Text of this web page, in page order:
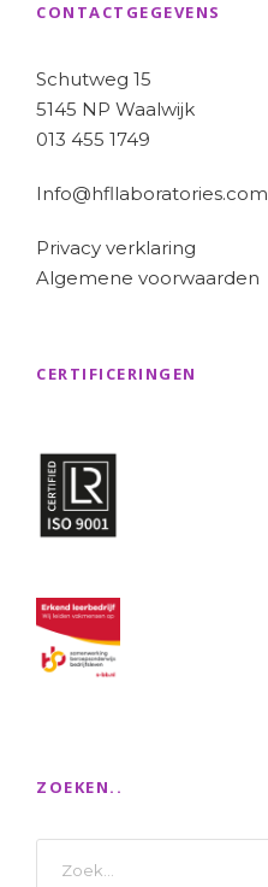
CONTACTGEGEVENS
Schutweg 15
5145 NP Waalwijk
013 455 1749
Info@hfllaboratories.com
Privacy verklaring
Algemene voorwaarden
CERTIFICERINGEN
ZOEKEN..